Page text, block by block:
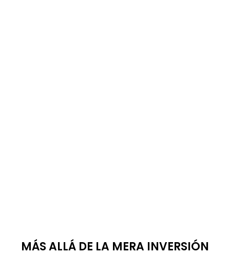
MÁS ALLÁ DE LA MERA INVERSIÓN